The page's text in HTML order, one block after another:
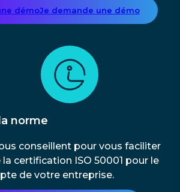
démoJe demande une démo
norme
conseillent pour vous faciliter
la certification ISO 50001 pour le
de votre entreprise.